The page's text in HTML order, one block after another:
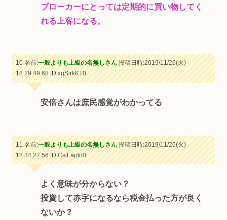
ブローカーにとっては定期的に買い物してく
れる上客になる。
10 名前:一般よりも上級の名無しさん投稿日時:2019/11/26(火)
18:29:49.68ID:xgSirkKT0
安倍さんは庶民感覚がわかってる
11 名前:一般よりも上級の名無しさん投稿日時:2019/11/26(火)
18:34:27.56ID:CsjLapln0
よく意味が分からない？
投資して赤字になるなら税金払った方が良く
ないか？